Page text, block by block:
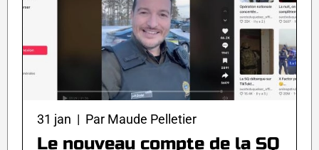
31 jan | Par Maude Pelletier
Le nouveau compte de la SQ